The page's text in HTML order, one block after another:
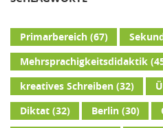
Primarbereich(67)
Mehrsprachigkeitsdidaktik
kreatives Schreiben(32)
Diktat(32) Berlin(30)